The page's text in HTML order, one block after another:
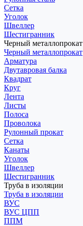
Сетка
Уголок
Швеллер
Шестигранник
Черный металлопрокат
Черный металлопрокат
Арматура
Двутавровая балка
Квадрат
Круг
Лента
Листы
Полоса
Проволока
Рулонный прокат
Сетка
Канаты
Уголок
Швеллер
Шестигранник
Труба в изоляции
Труба в изоляции
ВУС
ВУС ЦПП
ППМ